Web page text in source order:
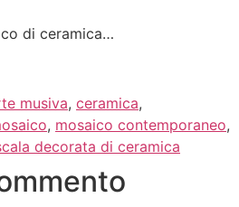
di ceramica…
musiva, ceramica,
, mosaico contemporaneo,
decorata di ceramica